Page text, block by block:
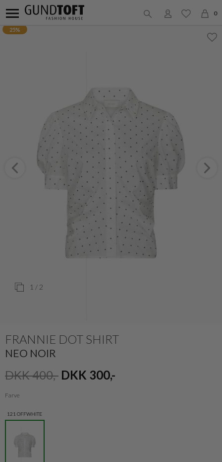
0
25%
1 / 2
FRANNIE DOT SHIRT
NEO NOIR
DKK 400,- DKK 300,-
Farve
121 OFFWHITE